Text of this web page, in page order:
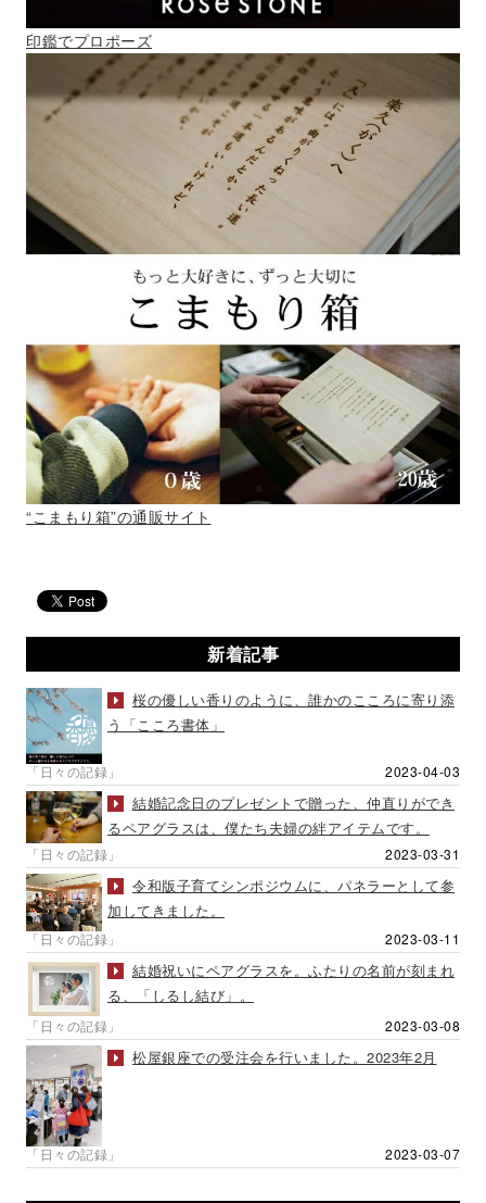
印鑑でプロポーズ
“こまもり箱”の通販サイト
新着記事
桜の優しい香りのように、誰かのこころに寄り添
う「こころ書体」
「日々の記録」 2023-04-03
結婚記念日のプレゼントで贈った、仲直りができ
るペアグラスは、僕たち夫婦の絆アイテムです。
「日々の記録」 2023-03-31
令和版子育てシンポジウムに、パネラーとして参
加してきました。
「日々の記録」 2023-03-11
結婚祝いにペアグラスを。ふたりの名前が刻まれ
る、「しるし結び」。
「日々の記録」 2023-03-08
松屋銀座での受注会を行いました。2023年2月
「日々の記録」 2023-03-07